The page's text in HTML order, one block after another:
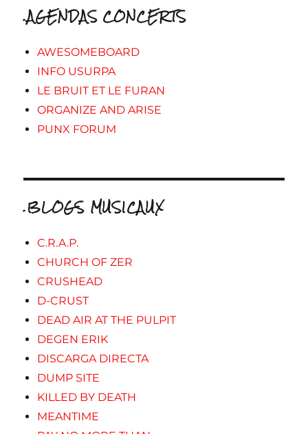
.AGENDAS CONCERTS
AWESOMEBOARD
INFO USURPA
LE BRUIT ET LE FURAN
ORGANIZE AND ARISE
PUNX FORUM
.BLOGS MUSICAUX
C.R.A.P.
CHURCH OF ZER
CRUSHEAD
D-CRUST
DEAD AIR AT THE PULPIT
DEGEN ERIK
DISCARGA DIRECTA
DUMP SITE
KILLED BY DEATH
MEANTIME